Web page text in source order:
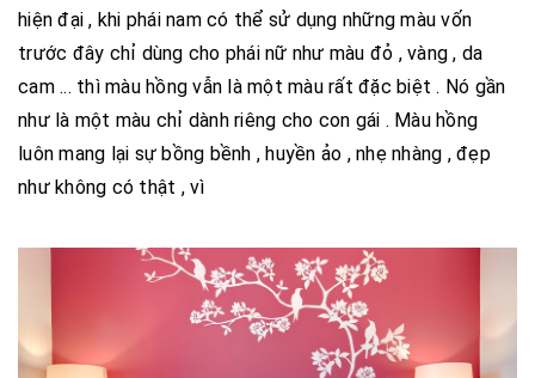
hiện đại , khi phái nam có thể sử dụng những màu vốn
trước đây chỉ dùng cho phái nữ như màu đỏ , vàng , da
cam ... thì màu hồng vẫn là một màu rất đặc biệt . Nó gần
như là một màu chỉ dành riêng cho con gái . Màu hồng
luôn mang lại sự bồng bềnh , huyền ảo , nhẹ nhàng , đẹp
như không có thật , vì